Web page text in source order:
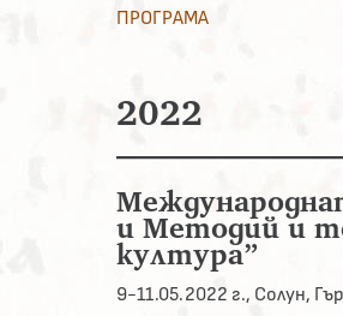
ПРОГРАМА
2022
и Методий и
култура”
9-11.05.2022 г., Солун,